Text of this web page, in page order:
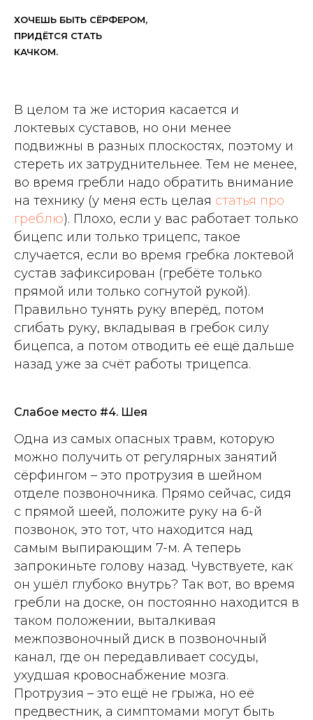
ХОЧЕШЬ БЫТЬ СЁРФЕРОМ,
ПРИДЁТСЯ СТАТЬ
КАЧКОМ.
В целом та же история касается и
локтевых суставов, но они менее
подвижны в разных плоскостях, поэтому и
стереть их затруднительнее. Тем не менее,
во время гребли надо обратить внимание
на технику (у меня есть целая статья про
греблю). Плохо, если у вас работает только
бицепс или только трицепс, такое
случается, если во время гребка локтевой
сустав зафиксирован (гребёте только
прямой или только согнутой рукой).
Правильно тунять руку вперёд, потом
сгибать руку, вкладывая в гребок силу
бицепса, а потом отводить её ещё дальше
назад уже за счёт работы трицепса.
Слабое место #4. Шея
Одна из самых опасных травм, которую
можно получить от регулярных занятий
сёрфингом – это протрузия в шейном
отделе позвоночника. Прямо сейчас, сидя
с прямой шеей, положите руку на 6-й
позвонок, это тот, что находится над
самым выпирающим 7-м. А теперь
запрокиньте голову назад. Чувствуете, как
он ушёл глубоко внутрь? Так вот, во время
гребли на доске, он постоянно находится в
таком положении, выталкивая
межпозвоночный диск в позвоночный
канал, где он передавливает сосуды,
ухудшая кровоснабжение мозга.
Протрузия – это ещё не грыжа, но её
предвестник, а симптомами могут быть